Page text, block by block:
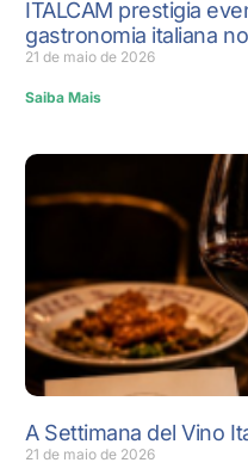
ITALCAM prestigia
gastronomia italiana
21 de maio de 2026
Saiba Mais
A Settimana del Vino
21 de maio de 2026